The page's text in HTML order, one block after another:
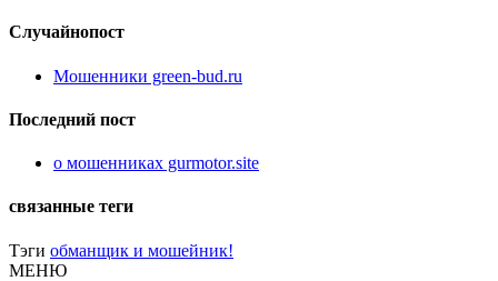
Случайнопост
Мошенники green-bud.ru
Последний пост
о мошенниках gurmotor.site
связанные теги
Тэги обманщик и мошейник!
МЕНЮ